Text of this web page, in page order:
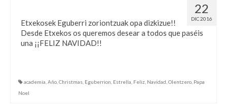
22
DIC 2016
Etxekosek Eguberri zoriontzuak opa dizkizue!!
Desde Etxekos os queremos desear a todos que paséis
una ¡¡FELIZ NAVIDAD!!
academia Año Christmas Eguberrion Estrella Feliz Navidad Olentzero Papa
Noel